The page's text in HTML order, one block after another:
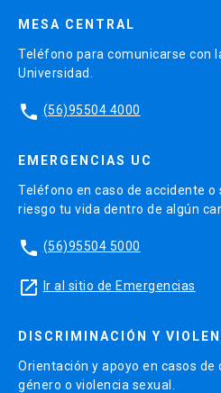
MESA CENTRAL
Teléfono para comunicarse con
Universidad.
phone (56)95504 4000
EMERGENCIAS UC
Teléfono en caso de accidente o
riesgo tu vida dentro de algún
phone (56)95504 5000
launch Ir al sitio de Emergencias
DISCRIMINACIÓN Y
Orientación y apoyo en casos
género o violencia sexual.